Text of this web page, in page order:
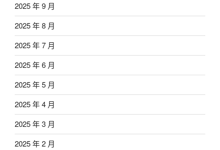
2025 年 9 月
2025 年 8 月
2025 年 7 月
2025 年 6 月
2025 年 5 月
2025 年 4 月
2025 年 3 月
2025 年 2 月